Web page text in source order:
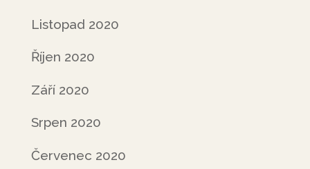
Listopad 2020
Říjen 2020
Září 2020
Srpen 2020
Červenec 2020